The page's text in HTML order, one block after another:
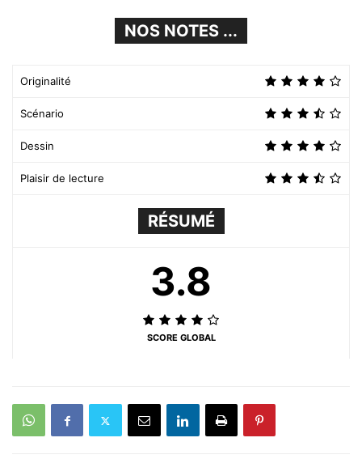
NOS NOTES ...
Originalité
Scénario
Dessin
Plaisir de lecture
RÉSUMÉ
3.8
SCORE GLOBAL